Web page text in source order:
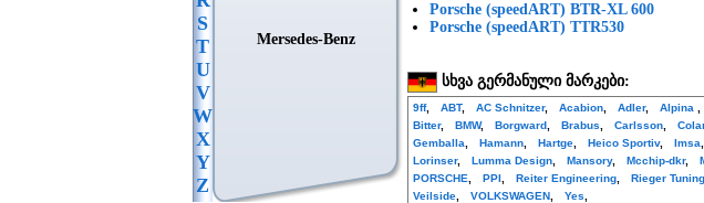
S
T
U
V
W
X
Y
Z
Mersedes-Benz
Porsche (speedART) BTR-XL 600
Porsche (speedART) TTR530
სხვა გერმანული მარკები:
9ff, ABT, AC Schnitzer, Acabion Adler, Alpina
Bitter, BMW, Borgward Brabus Carlsson
Gemballa
Hamann Hartge Heico Sportiv, Imsa
Lorinser, Lumma Design Mansory, Mcchip-dkr,
PORSCHE
PPI Reiter Engineering Rieger Tuning
Veilside
VOLKSWAGEN Yes